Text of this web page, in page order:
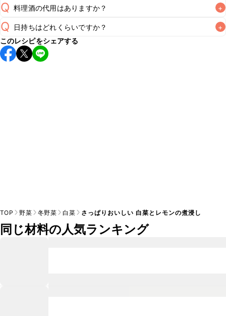
Q 料理酒の代用はありますか？ +
A
Q 日持ちはどれくらいですか？ +
保存期間は冷蔵で当日中が目安です。なるべくお早めにお召
し上がりください。
このレシピをシェアする
TOP 野菜 冬野菜 白菜 さっぱりおいしい 白菜とレモンの煮浸し
同じ材料の人気ランキング